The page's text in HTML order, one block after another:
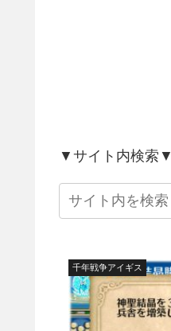
▼サイト内検索▼
千年戦争アイギス